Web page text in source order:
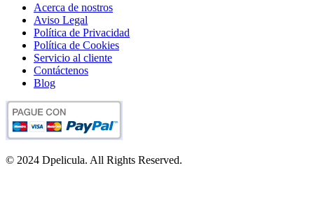
Acerca de nostros
Aviso Legal
Política de Privacidad
Política de Cookies
Servicio al cliente
Contáctenos
Blog
© 2024 Dpelicula. All Rights Reserved.